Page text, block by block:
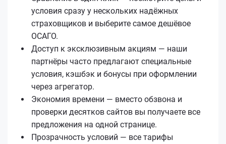
условия сразу у нескольких надёжных
страховщиков и выберите самое дешёвое
ОСАГО.
Доступ к эксклюзивным акциям — наши
партнёры часто предлагают специальные
условия, кэшбэк и бонусы при оформлении
через агрегатор.
Экономия времени — вместо обзвона и
проверки десятков сайтов вы получаете все
предложения на одной странице.
Прозрачность условий — все тарифы